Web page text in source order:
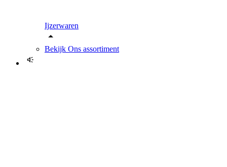
Ijzerwaren
Bekijk Ons assortiment